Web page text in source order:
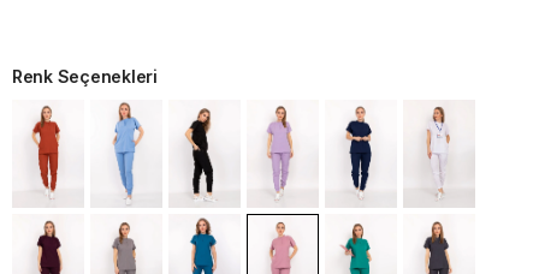
Renk Seçenekleri